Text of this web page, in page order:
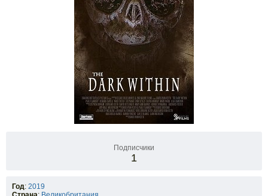
Подписчики
1
Год: 2019